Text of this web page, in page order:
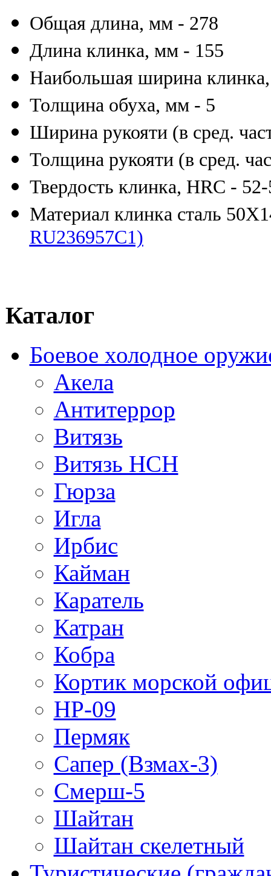
Общая длина, мм - 278
Длина клинка, мм - 155
Наибольшая ширина
Толщина обуха, мм - 5
Ширина рукояти (в сред.
Толщина рукояти (в сред.
Твердость клинка, HRC -
Материал клинка сталь
RU236957C1)
Каталог
Боевое холодное
Акела
Антитеррор
Витязь
Витязь НСН
Гюрза
Игла
Ирбис
Кайман
Каратель
Катран
Кобра
Кортик морской
НР-09
Пермяк
Сапер (Взмах-3)
Смерш-5
Шайтан
Шайтан скелетный